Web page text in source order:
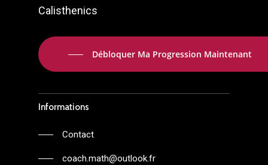
Calisthenics
Débloquer Ma Progression Maintenant
Informations
Contact
coach.math@outlook.fr